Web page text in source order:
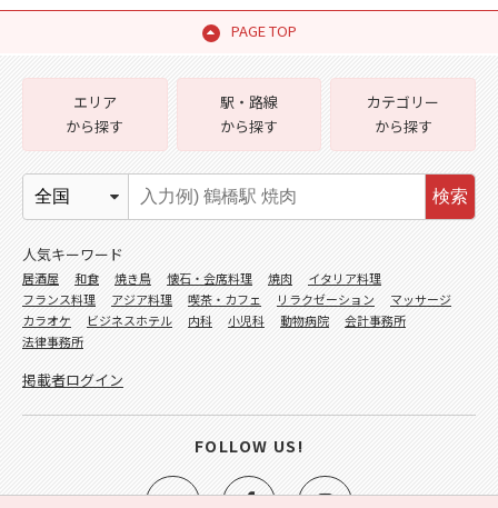
PAGE TOP
エリア
から探す
駅・路線
から探す
カテゴリー
から探す
検索
人気キーワード
居酒屋 和食 焼き鳥 懐石・会席料理 焼肉
イタリア料理
フランス料理
アジア料理 喫茶・カフェ リラクゼーション
マッサージ
カラオケ
ビジネスホテル 内科 小児科 動物病院
会計事務所
法律事務所
掲載者ログイン
FOLLOW US!